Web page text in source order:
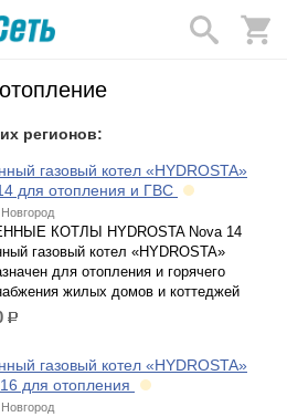
регионов:
газовый котел «HYDROSTA»
для отопления и ГВС
КОТЛЫ HYDROSTA Nova 14
газовый котел «HYDROSTA»
для отопления и горячего
жилых домов и коттеджей
р.
газовый котел «HYDROSTA»
для отопления